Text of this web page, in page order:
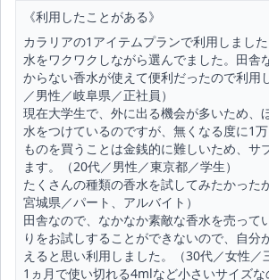
《利用したことがある》
カラリアの1アイテムプランで利用しまし
水をワクワクしながら選んでました。田舎
からない香水が使えて便利だったので利用
／男性／岐阜県／正社員）
現在大学生で、外に出る機会が多いため、
水をつけているのですが、無くなる度に1
ものを買うことは金銭的に難しいため、サ
ます。（20代／男性／東京都／学生）
たくさんの種類の香水を試してみたかった
宮城県／パート、アルバイト）
田舎なので、なかなか素敵な香水を売って
りをお試しすることができないので、自分
えると思い利用しました。（30代／女性／
1ヵ月で使い切れる4mlなど小さいサイズな